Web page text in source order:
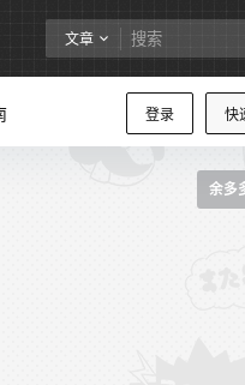
文章
登录 快
余多